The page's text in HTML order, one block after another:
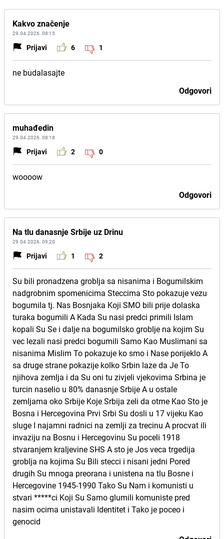
Kakvo značenje
29.04.2026. 08:15
Prijavi 6 1
ne budalasajte
Odgovori
muhađedin
29.04.2026. 08:18
Prijavi 2 0
woooow
Odgovori
Na tlu danasnje Srbije uz Drinu
29.04.2026. 09:20
Prijavi 1 2
Su bili pronadzena groblja sa nisanima i Bogumilskim
nadgrobnim spomenicima Steccima Sto pokazuje vezu
bogumila tj. Nas Bosnjaka Koji SMO bili prije dolaska
turaka bogumili A Kada Su nasi predci primili Islam
kopali Su Se i dalje na bogumilsko groblje na kojim Su
vec lezali nasi predci bogumili Samo Kao Muslimani sa
nisanima Mislim To pokazuje ko smo i Nase porijeklo A
sa druge strane pokazije kolko Srbin laze da Je To
njihova zemlja i da Su oni tu zivjeli vjekovima Srbina je
turcin naselio u 80% danasnje Srbije A u ostale
zemljama oko Srbije Koje Srbija zeli da otme Kao Sto je
Bosna i Hercegovina Prvi Srbi Su dosli u 17 vijeku Kao
sluge I najamni radnici na zemlji za trecinu A procvat ili
invaziju na Bosnu i Hercegovinu Su poceli 1918
stvaranjem kraljevine SHS A sto je Jos veca trgedija
groblja na kojima Su Bili stecci i nisani jedni Pored
drugih Su mnoga preorana i unistena na tlu Bosne i
Hercegovine 1945-1990 Tako Su Nam i komunisti u
stvari *****ci Koji Su Samo glumili komuniste pred
nasim ocima unistavali Identitet i Tako je poceo i
genocid